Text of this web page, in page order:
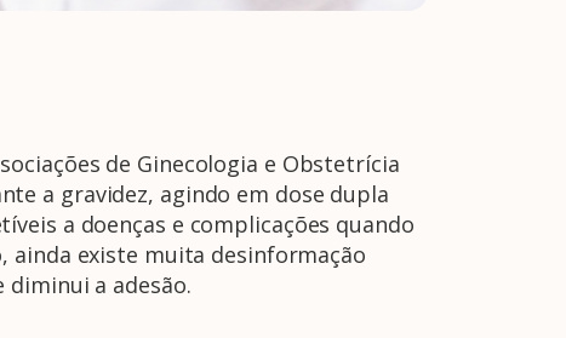
de Ginecologia e Obstetrícia
a gravidez, agindo em dose dupla
a doenças e complicações quando
ainda existe muita desinformação
diminui a adesão.